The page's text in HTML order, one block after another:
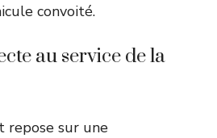
convoité.
au service de la
repose sur une